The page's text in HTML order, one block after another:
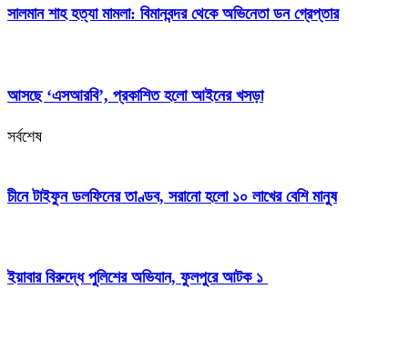
সালমান শাহ হত্যা মামলা: বিমানবন্দর থেকে অভিনেতা ডন গ্রেপ্তার
আসছে ‘এসআরবি’, প্রকাশিত হলো আইনের খসড়া
সর্বশেষ
চীনে টাইফুন ডলফিনের তাণ্ডব, সরানো হলো ১০ লাখের বেশি মানুষ
ইয়াবার বিরুদ্ধে পুলিশের অভিযান, ফুলপুরে আটক ১